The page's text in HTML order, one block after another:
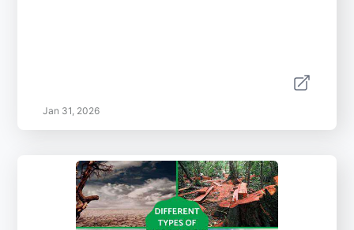
Jan 31, 2026